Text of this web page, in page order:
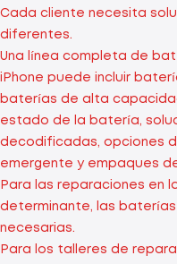
Cada cliente necesita
diferentes.
Una línea completa de
iPhone puede incluir
baterías de alta
estado de la batería,
decodificadas, opciones
emergente y empaques
Para las reparaciones en
determinante, las
necesarias.
Para los talleres de